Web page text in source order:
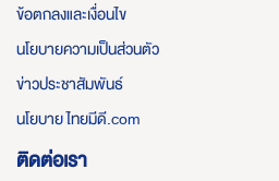
ข้อตกลงและเงื่อนไข
นโยบายความเป็นส่วนตัว
ข่าวประชาสัมพันธ์
นโยบาย ไทยมีดี.com
ติดต่อเรา